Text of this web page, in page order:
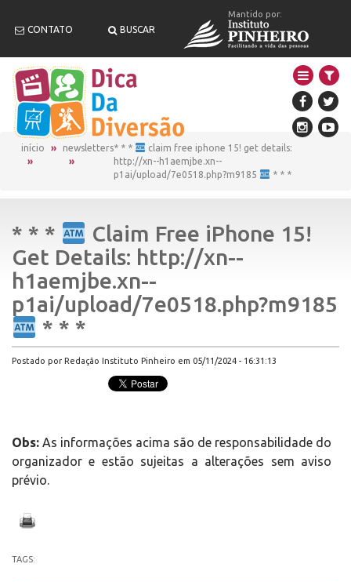
CONTATO BUSCAR
Mantido por:
início newsletters* * *
claim free iphone 15! get details:
http://xn--h1aemjbe.xn--
p1ai/upload/7e0518.php?m9185
* * *
* * *
Claim Free iPhone 15!
Get Details: http://xn--
h1aemjbe.xn--
p1ai/upload/7e0518.php?m9185
* * *
Postado por Redação Instituto Pinheiro em 05/11/2024 - 16:31:13
Obs: As informações acima são de responsabilidade do
organizador e estão sujeitas a alterações sem aviso
prévio.
TAGS: